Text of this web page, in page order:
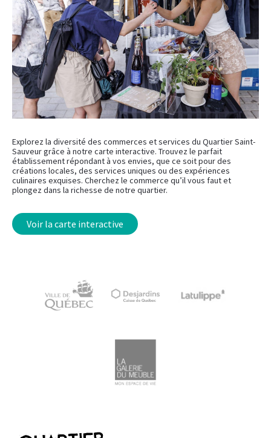
Explorez la diversité des commerces et services du Quartier Saint-
Sauveur grâce à notre carte interactive. Trouvez le parfait
établissement répondant à vos envies, que ce soit pour des
créations locales, des services uniques ou des expériences
culinaires exquises. Cherchez le commerce qu’il vous faut et
plongez dans la richesse de notre quartier.
Voir la carte interactive